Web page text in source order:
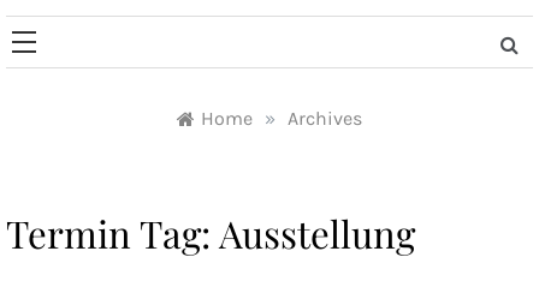
Home » Archives
Termin Tag: Ausstellung